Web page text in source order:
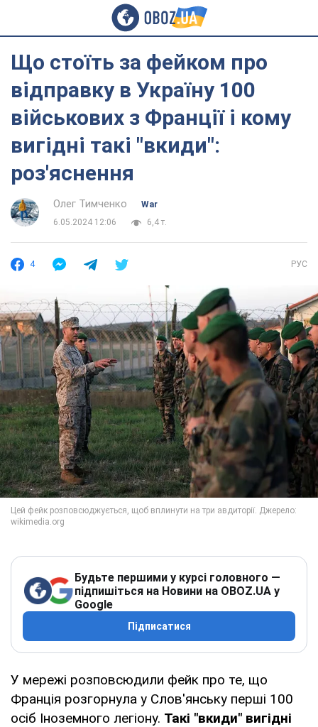
Що стоїть за фейком про
відправку в Україну 100
військових з Франції і кому
вигідні такі "вкиди":
роз'яснення
Олег Тимченко
War
6.05.2024 12:06
6,4 т.
4 РУС
Будьте першими у курсі головного —
підпишіться на Новини на OBOZ.UA у
Google
Підписатися
У мережі розповсюдили фейк про те, що
Франція розгорнула у Слов'янську перші 100
осіб Іноземного легіону. Такі "вкиди" вигідні